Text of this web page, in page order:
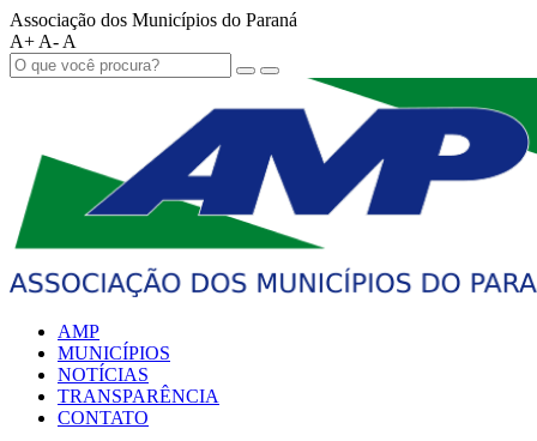
Associação dos Municípios do Paraná
A+ A- A
AMP
MUNICÍPIOS
NOTÍCIAS
TRANSPARÊNCIA
CONTATO